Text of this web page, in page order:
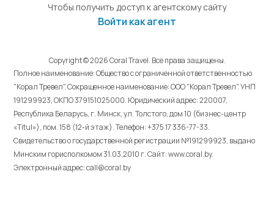
Чтобы получить доступ к агентскому сайту
Войти как агент
Copyright © 2026 Coral Travel. Все права защищены.
Полное наименование: Общество с ограниченной ответственностью
"Корал Тревел". Сокращенное наименование: ООО "Корал Тревел". УНП
191299923, ОКПО 379151025000. Юридический адрес: 220007,
Республика Беларусь, г. Минск, ул. Толстого, дом 10 (бизнес-центр
«Titul»), пом. 158 (12-й этаж). Телефон: +375 17 336-77-33.
Свидетельство о государственной регистрации №191299923, выдано
Минским горисполкомом 31.03.2010 г. Cайт: www.coral.by.
Электронный адрес: call@coral.by